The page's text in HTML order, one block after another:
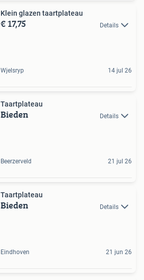
Klein glazen taartplateau
€ 17,75 Details
Wjelsryp 14 jul 26
Taartplateau
Bieden Details
Beerzerveld 21 jul 26
Taartplateau
Bieden Details
Eindhoven 21 jun 26